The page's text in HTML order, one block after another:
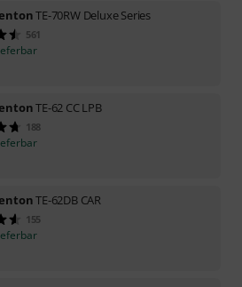
TE-70RW Deluxe Series
561
TE-62 CC LPB
188
TE-62DB CAR
155